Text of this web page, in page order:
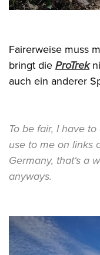
Fairerweise muss
bringt die ProTrek
auch ein anderer
To be fair, I have
use to me on links
Germany, that‘s a
anyways.